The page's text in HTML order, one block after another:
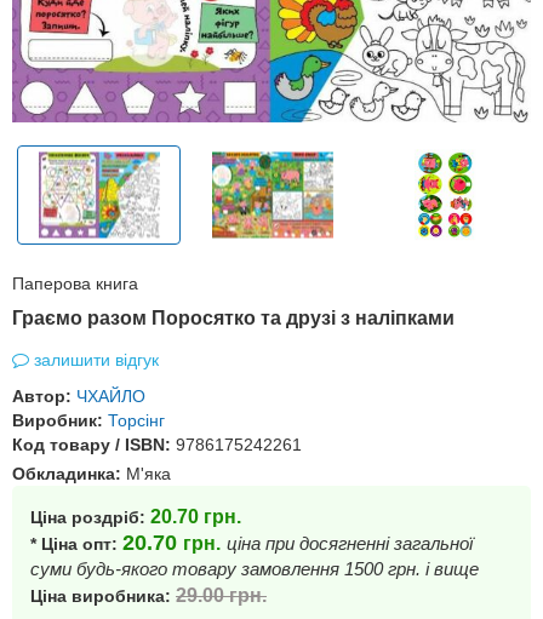
Паперова книга
Граємо разом Поросятко та друзі з наліпками
залишити відгук
Автор: ЧХАЙЛО
Виробник: Торсінг
Код товару / ISBN: 9786175242261
Обкладинка: М'яка
Ціна роздріб: 20.70 грн.
* Ціна опт: 20.70 грн. ціна при досягненні загальної
суми будь-якого товару замовлення 1500 грн. і вище
Ціна виробника: 29.00грн.